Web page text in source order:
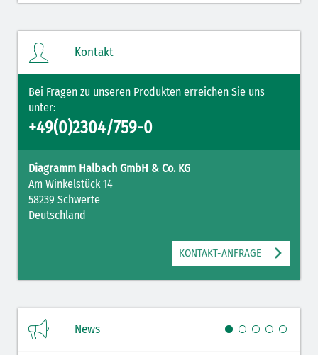
Kontakt
Bei Fragen zu unseren Produkten erreichen Sie uns
unter:
+49(0)2304/759-0
Diagramm Halbach GmbH & Co. KG
Am Winkelstück 14
58239 Schwerte
Deutschland
KONTAKT-ANFRAGE
News